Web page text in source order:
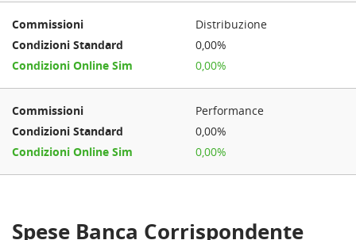
Distribuzione
0,00%
0,00%
Performance
0,00%
0,00%
Spese Banca Corrispondente